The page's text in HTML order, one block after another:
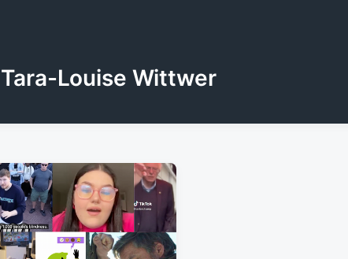
Tara-Louise Wittwer